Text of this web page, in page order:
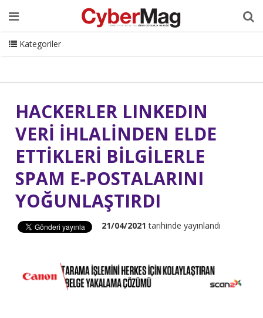
Ana Sayfa Hakkımızda Dergi Editörden
Danışmanlık
ISC Turkey Sizden Gelenler
İletişim
CyberMag Logo
Kategoriler
HACKERLER LINKEDIN
VERİ İHLALİNDEN ELDE
ETTİKLERİ BİLGİLERLE
SPAM E-POSTALARINI
YOĞUNLAŞTIRDI
21/04/2021 tarihinde yayınlandı